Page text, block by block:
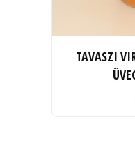
TAVASZI